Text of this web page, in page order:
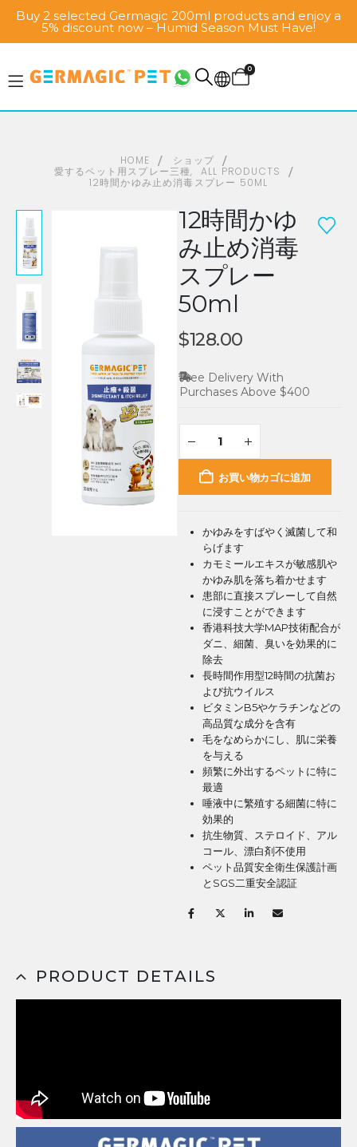
Buy 2 selected Germagic 200ml products and enjoy a
5% discount now – Humid Season Must Have!
0
HOME
ショップ
愛するペット用スプレー三種,
ALL PRODUCTS
12時間かゆみ止め消毒スプレー 50ML
12時間かゆ
み止め消毒
スプレー
50ml
$128.00
Free Delivery With
Purchases Above $400
お買い物カゴに追加
かゆみをすばやく滅菌して和
らげます
カモミールエキスが敏感肌や
かゆみ肌を落ち着かせます
患部に直接スプレーして自然
に浸すことができます
香港科技大学MAP技術配合が
ダニ、細菌、臭いを効果的に
除去
長時間作用型12時間の抗菌お
よび抗ウイルス
ビタミンB5やケラチンなどの
高品質な成分を含有
毛をなめらかにし、肌に栄養
を与える
頻繁に外出するペットに特に
最適
唾液中に繁殖する細菌に特に
効果的
抗生物質、ステロイド、アル
コール、漂白剤不使用
ペット品質安全衛生保護計画
とSGS二重安全認証
PRODUCT DETAILS